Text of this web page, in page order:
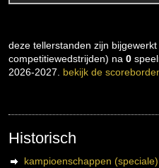
deze tellerstanden zijn
competitiewedstrijden) na 0
2026-2027. bekijk de
Historisch
kampioenschappen